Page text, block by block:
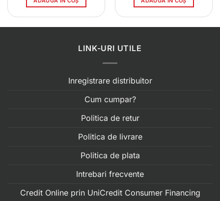
LINK-URI UTILE
Inregistrare distribuitor
Cum cumpar?
Politica de retur
Politica de livrare
Politica de plata
Intrebari frecvente
Credit Online prin UniCredit Consumer Financing